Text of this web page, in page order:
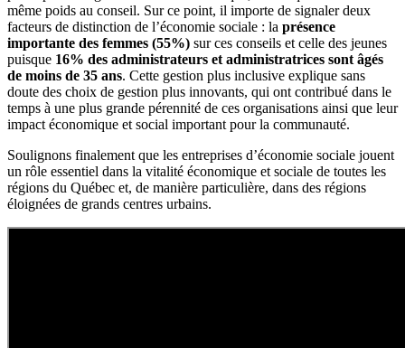
même poids au conseil. Sur ce point, il importe de signaler deux
facteurs de distinction de l’économie sociale : la présence
importante des femmes (55%) sur ces conseils et celle des jeunes
puisque 16% des administrateurs et administratrices sont âgés
de moins de 35 ans. Cette gestion plus inclusive explique sans
doute des choix de gestion plus innovants, qui ont contribué dans le
temps à une plus grande pérennité de ces organisations ainsi que leur
impact économique et social important pour la communauté.
Soulignons finalement que les entreprises d’économie sociale jouent
un rôle essentiel dans la vitalité économique et sociale de toutes les
régions du Québec et, de manière particulière, dans des régions
éloignées de grands centres urbains.